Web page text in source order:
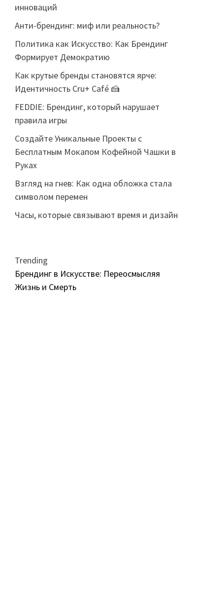
инноваций
Анти-брендинг: миф или реальность?
Политика как Искусство: Как Брендинг
Формирует Демократию
Как крутые бренды становятся ярче:
Идентичность Cru+ Café 🍰
FEDDIE: Брендинг, который нарушает
правила игры
Создайте Уникальные Проекты с
Бесплатным Мокапом Кофейной Чашки в
Руках
Взгляд на гнев: Как одна обложка стала
символом перемен
Часы, которые связывают время и дизайн
Trending
Брендинг в Искусстве: Переосмысляя
Жизнь и Смерть